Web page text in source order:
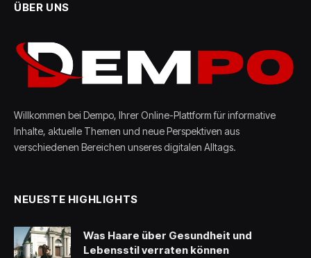
ÜBER UNS
Willkommen bei Dempo, Ihrer Online-Plattform für informative
Inhalte, aktuelle Themen und neue Perspektiven aus
verschiedenen Bereichen unseres digitalen Alltags.
NEUESTE HIGHLIGHTS
Was Haare über Gesundheit und
Lebensstil verraten können